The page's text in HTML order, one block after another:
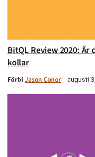
BitQL Review 2020:
kollar
Förbi Jason Conor augusti